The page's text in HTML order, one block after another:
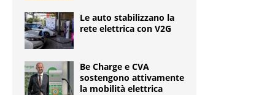
Le auto stabilizzano la
rete elettrica con V2G
Be Charge e CVA
sostengono attivamente
la mobilità elettrica